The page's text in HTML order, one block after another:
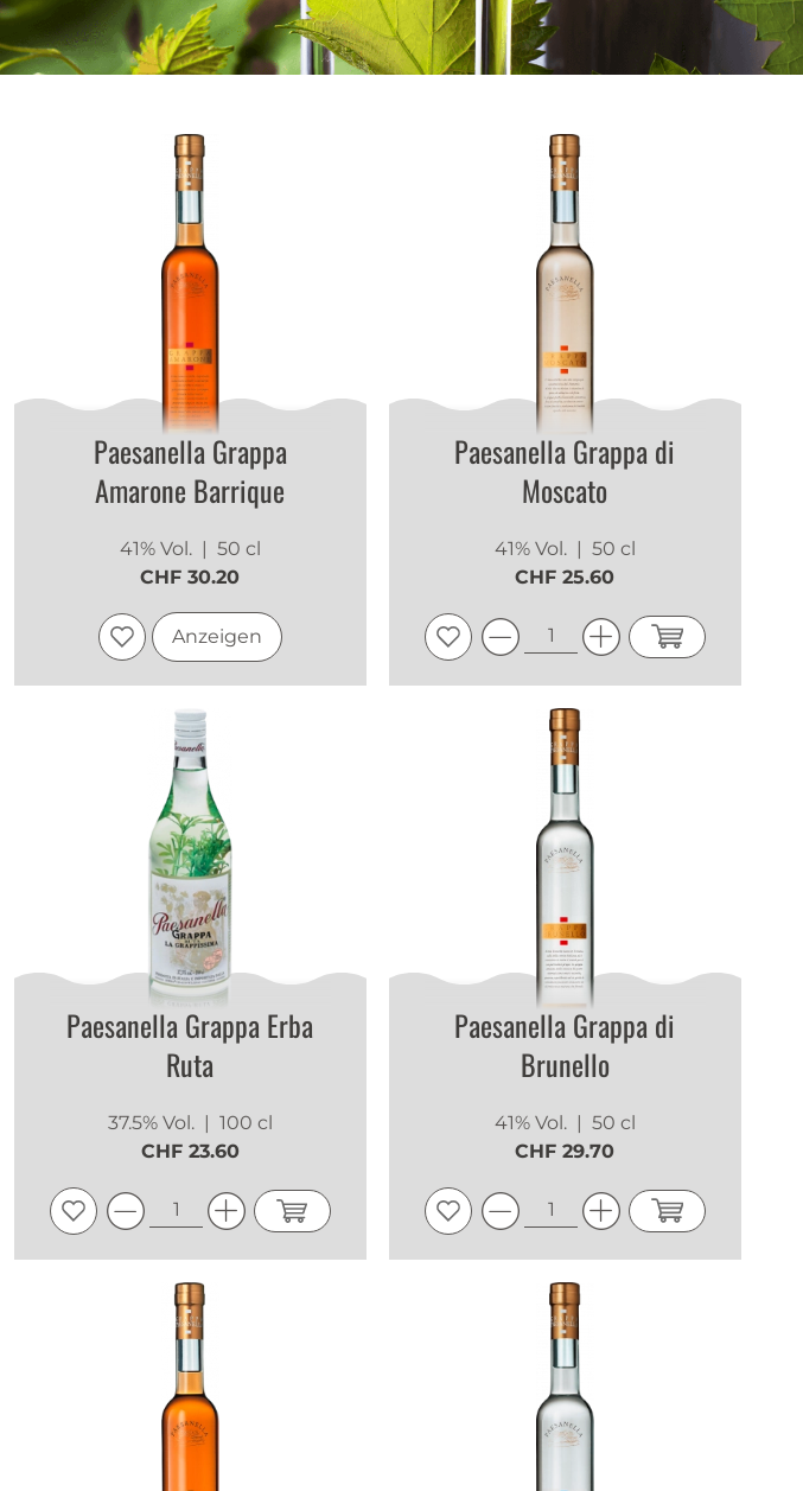
Paesanella Grappa
Amarone Barrique
41% Vol.
| 50 cl
CHF 30.20
Anzeigen
Paesanella Grappa di
Moscato
41% Vol.
| 50 cl
CHF 25.60
Paesanella Grappa Erba
Ruta
37.5% Vol.
| 100 cl
CHF 23.60
Paesanella Grappa di
Brunello
41% Vol.
| 50 cl
CHF 29.70